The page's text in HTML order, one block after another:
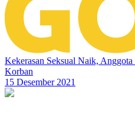
Kekerasan Seksual Naik,
Korban
15 Desember 2021